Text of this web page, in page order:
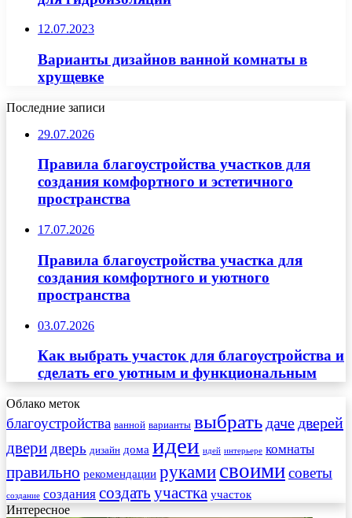
12.07.2023
Варианты дизайнов ванной комнаты в
хрущевке
Последние записи
29.07.2026
Правила благоустройства участков для
создания комфортного и эстетичного
пространства
17.07.2026
Правила благоустройства участка для
создания комфортного и уютного
пространства
03.07.2026
Как выбрать участок для благоустройства и
сделать его уютным и функциональным
Облако меток
благоустройства ванной варианты выбрать даче дверей
двери дверь дизайн дома идеи идей интерьере комнаты
правильно рекомендации руками своимисоветы
создание создания создать участка участок
Интересное